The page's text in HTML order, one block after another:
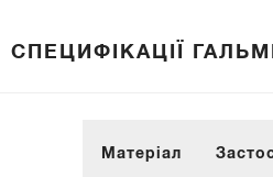
СПЕЦИФІКАЦІЇ
Матеріал